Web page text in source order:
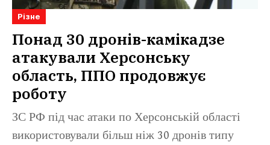
Різне
Понад 30 дронів-камікадзе
атакували Херсонську
область, ППО продовжує
роботу
ЗС РФ під час атаки по Херсонській області
використовували більш ніж 30 дронів типу